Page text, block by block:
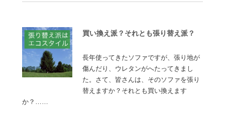
買い換え派？それとも張り替え派？
長年使ってきたソファですが、張り地が
傷んだり、ウレタンがへたってきまし
た。さて、皆さんは、そのソファを張り
替えますか？それとも買い換えます
か？……